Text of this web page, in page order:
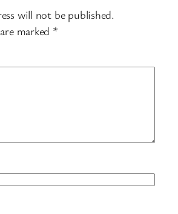
will not be published.
marked *